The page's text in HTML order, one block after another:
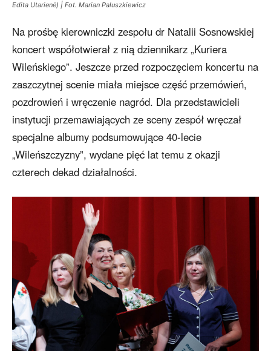
Edita Utarienė) | Fot. Marian Paluszkiewicz
Na prośbę kierowniczki zespołu dr Natalii Sosnowskiej
koncert współotwierał z nią dziennikarz „Kuriera
Wileńskiego”. Jeszcze przed rozpoczęciem koncertu na
zaszczytnej scenie miała miejsce część przemówień,
pozdrowień i wręczenie nagród. Dla przedstawicieli
instytucji przemawiających ze sceny zespół wręczał
specjalne albumy podsumowujące 40-lecie
„Wileńszczyzny”, wydane pięć lat temu z okazji
czterech dekad działalności.